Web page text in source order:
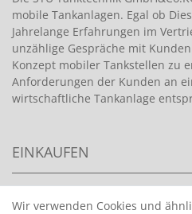
mobile Tankanlagen. Egal ob
Jahrelange Erfahrungen im
unzählige Gespräche mit
Konzept mobiler Tankstellen zu
Anforderungen der Kunden an
wirtschaftliche Tankanlage
EINKAUFEN
HANDPUMPEN FÜR BENZIN
Wir verwenden Cookies und